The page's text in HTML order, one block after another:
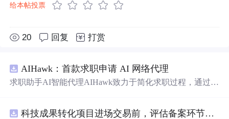
给本帖投票
20 回复 打赏
AIHawk：首款求职申请 AI 网络代理
求职助手AI智能代理AIHawk致力于简化求职过程，通过自
科技成果转化项目进场交易前，评估备案环节需要准备哪些材料？.docx